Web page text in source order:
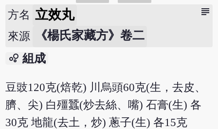
subject
方名 立效丸
來源 《楊氏家藏方》卷二
bubble_chart 組成
豆豉120克(焙乾) 川烏頭60克(生，去皮、
臍、尖) 白殭蠶(炒去絲、嘴) 石膏(生) 各
30克 地龍(去土，炒) 蔥子(生) 各15克